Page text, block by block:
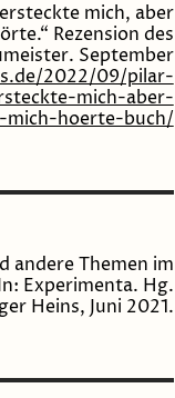
mich, aber
Rezension des
September
2022/09/pilar-
mich-aber-
mich-hoerte-buch/
andere Themen im
Experimenta. Hg.
Heins, Juni 2021.